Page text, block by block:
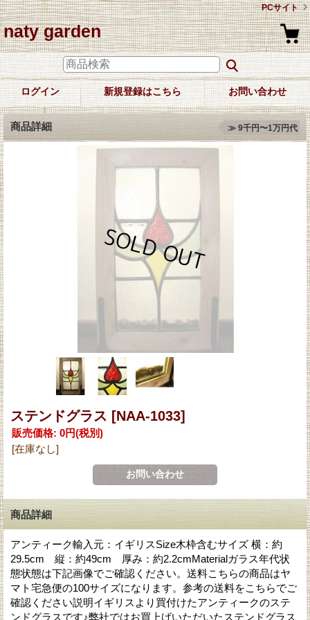
PCサイト
naty garden
ログイン 新規登録はこちら お問い合わせ
商品詳細 ≫ 9千円〜1万円代
ステンドグラス [NAA-1033]
販売価格: 0円(税別)
[在庫なし]
商品詳細
アンティーク輸入元：イギリスSize木枠含むサイズ 横：約
29.5cm 縦：約49cm 厚み：約2.2cmMaterialガラス年代状
態状態は下記画像でご確認ください。送料こちらの商品はヤ
マト宅急便の100サイズになります。参考の送料をこちらでご
確認ください説明イギリスより買付けたアンティークのステ
ンドグラスです♪弊社ではお買上げいただいたステンドグラス